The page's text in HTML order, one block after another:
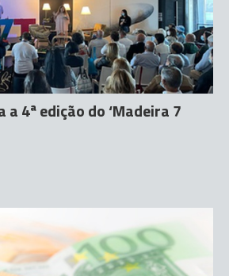
a 4ª edição do ‘Madeira 7